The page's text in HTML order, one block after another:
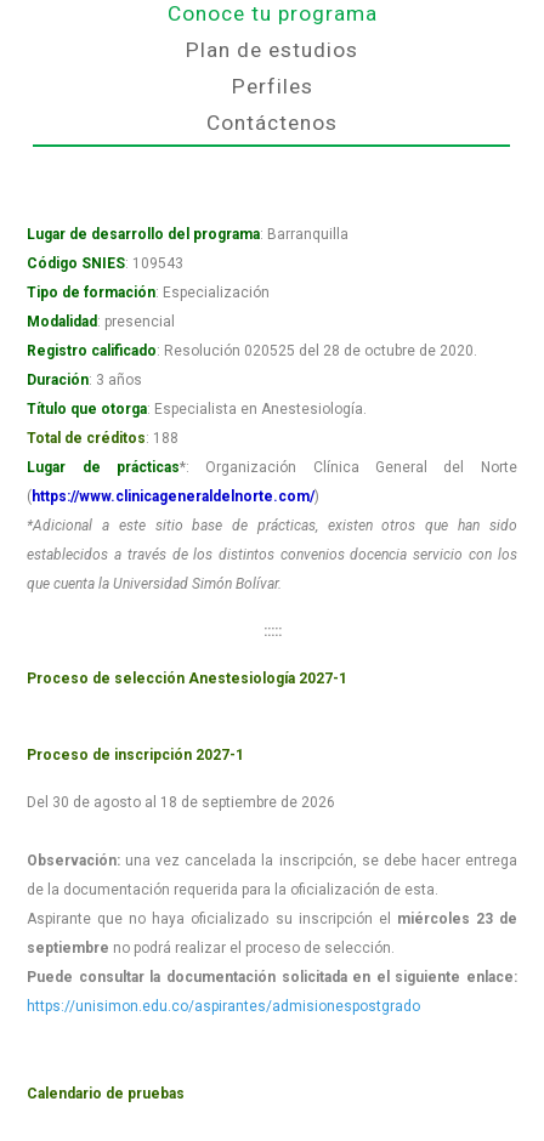
Conoce tu programa
Plan de estudios
Perfiles
Contáctenos
Lugar de desarrollo del programa: Barranquilla
Código SNIES: 109543
Tipo de formación: Especialización
Modalidad: presencial
Registro calificado: Resolución 020525 del 28 de octubre de 2020.
Duración: 3 años
Título que otorga: Especialista en Anestesiología.
Total de créditos: 188
Lugar de prácticas*: Organización Clínica General del Norte
( https://www.clinicageneraldelnorte.com/)
*Adicional a este sitio base de prácticas, existen otros que han sido
establecidos a través de los distintos convenios docencia servicio con los
que cuenta la Universidad Simón Bolívar.
:::::
Proceso de selección Anestesiología 2027-1
Proceso de inscripción 2027-1
Del 30 de agosto al 18 de septiembre de 2026
Observación: una vez cancelada la inscripción, se debe hacer entrega
de la documentación requerida para la oficialización de esta.
Aspirante que no haya oficializado su inscripción el
miércoles 23 de
septiembre no podrá realizar el proceso de selección.
Puede consultar la documentación solicitada en el siguiente enlace:
https://unisimon.edu.co/aspirantes/admisionespostgrado
Calendario de pruebas